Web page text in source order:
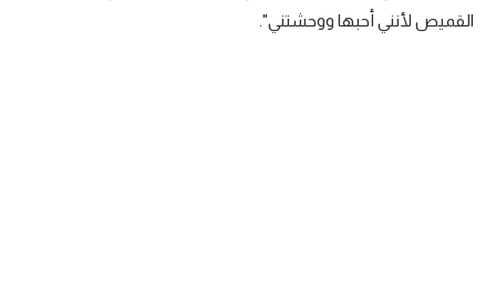
القميص لأنني أحبها ووحشتني".